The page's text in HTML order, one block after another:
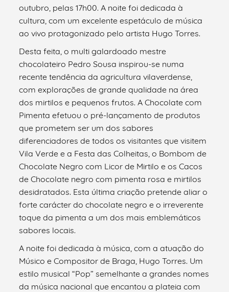
outubro, pelas 17h00. A noite foi dedicada à
cultura, com um excelente espetáculo de música
ao vivo protagonizado pelo artista Hugo Torres.
Desta feita, o multi galardoado mestre
chocolateiro Pedro Sousa inspirou-se numa
recente tendência da agricultura vilaverdense,
com explorações de grande qualidade na área
dos mirtilos e pequenos frutos. A Chocolate com
Pimenta efetuou o pré-lançamento de produtos
que prometem ser um dos sabores
diferenciadores de todos os visitantes que visitem
Vila Verde e a Festa das Colheitas, o Bombom de
Chocolate Negro com Licor de Mirtilo e os Cacos
de Chocolate negro com pimenta rosa e mirtilos
desidratados. Esta última criação pretende aliar o
forte carácter do chocolate negro e o irreverente
toque da pimenta a um dos mais emblemáticos
sabores locais.
A noite foi dedicada à música, com a atuação do
Músico e Compositor de Braga, Hugo Torres. Um
estilo musical “Pop” semelhante a grandes nomes
da música nacional que encantou a plateia com